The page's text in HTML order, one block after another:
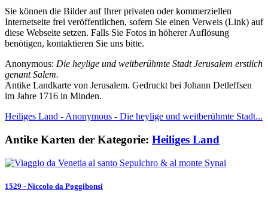
Sie können die Bilder auf Ihrer privaten oder kommerziellen
Internetseite frei veröffentlichen, sofern Sie einen Verweis (Link) auf
diese Webseite setzen. Falls Sie Fotos in höherer Auflösung
benötigen, kontaktieren Sie uns bitte.
Anonymous: Die heylige und weitberühmte Stadt Jerusalem erstlich
genant Salem.
Antike Landkarte von Jerusalem. Gedruckt bei Johann Detleffsen
im Jahre 1716 in Minden.
Heiliges Land - Anonymous - Die heylige und weitberühmte Stadt...
Antike Karten der Kategorie: Heiliges Land
1529 - Niccolo da Poggibonsi